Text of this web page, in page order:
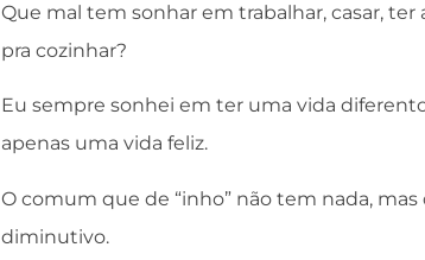
Que mal tem sonhar em trabalhar, casar, ter
pra cozinhar?
Eu sempre sonhei em ter uma vida
apenas uma vida feliz.
O comum que de “inho” não tem nada,
diminutivo.